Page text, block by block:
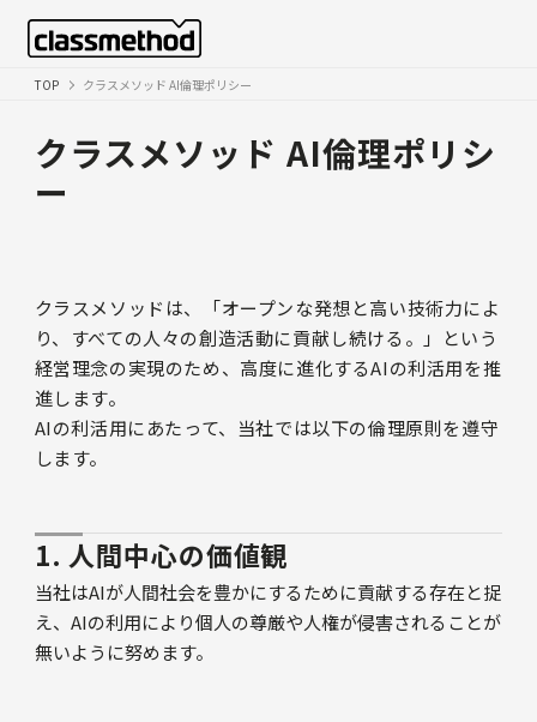
TOP クラスメソッド AI倫理ポリシー
クラスメソッド AI倫理ポリシ
ー
クラスメソッドは、「オープンな発想と高い技術力によ
り、すべての人々の創造活動に貢献し続ける。」という
経営理念の実現のため、高度に進化するAIの利活用を推
進します。
AIの利活用にあたって、当社では以下の倫理原則を遵守
します。
1. 人間中心の価値観
当社はAIが人間社会を豊かにするために貢献する存在と捉
え、AIの利用により個人の尊厳や人権が侵害されることが
無いように努めます。